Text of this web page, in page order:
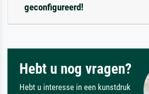
geconfigureerd!
Hebt u nog vragen?
Hebt u interesse in een kunstdruk